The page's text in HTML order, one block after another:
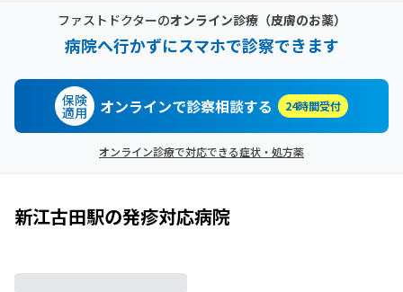
ファストドクターのオンライン診療（皮膚のお薬）
病院へ行かずにスマホで診察できます
保険
適用 オンラインで診察相談する 24時間受付
オンライン診療で対応できる症状・処方薬
新江古田駅の発疹対応病院